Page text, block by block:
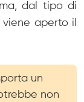
dal tipo di
viene aperto il
un
non